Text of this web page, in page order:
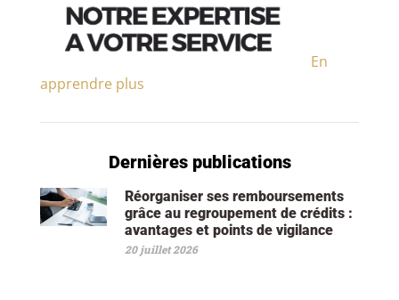
En
apprendre plus
Dernières publications
Réorganiser ses remboursements
grâce au regroupement de crédits :
avantages et points de vigilance
20 juillet 2026